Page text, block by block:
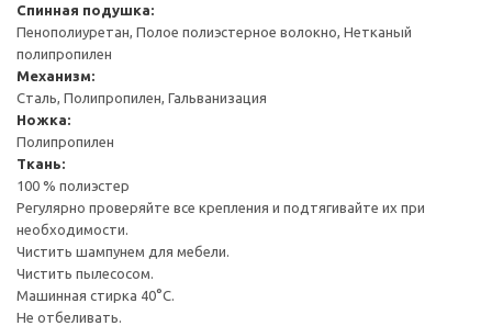
Спинная подушка:
Пенополиуретан, Полое полиэстерное волокно, Нетканый
полипропилен
Механизм:
Сталь, Полипропилен, Гальванизация
Ножка:
Полипропилен
Ткань:
100 % полиэстер
Регулярно проверяйте все крепления и подтягивайте их при
необходимости.
Чистить шампунем для мебели.
Чистить пылесосом.
Машинная стирка 40°С.
Не отбеливать.